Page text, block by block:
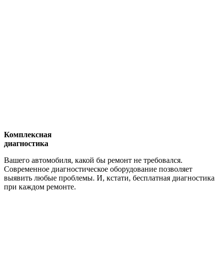
Комплексная
диагностика
Вашего автомобиля, какой бы ремонт не требовался.
Современное диагностическое оборудование позволяет
выявить любые проблемы. И, кстати, бесплатная диагностика
при каждом ремонте.